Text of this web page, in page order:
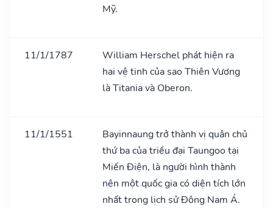
Mỹ.
11/1/1787
William Herschel phát hiện ra
hai vệ tinh của sao Thiên Vương
là Titania và Oberon.
11/1/1551
Bayinnaung trở thành vị quân chủ
thứ ba của triều đại Taungoo tại
Miến Điện, là người hình thành
nên một quốc gia có diện tích lớn
nhất trong lịch sử Đông Nam Á.